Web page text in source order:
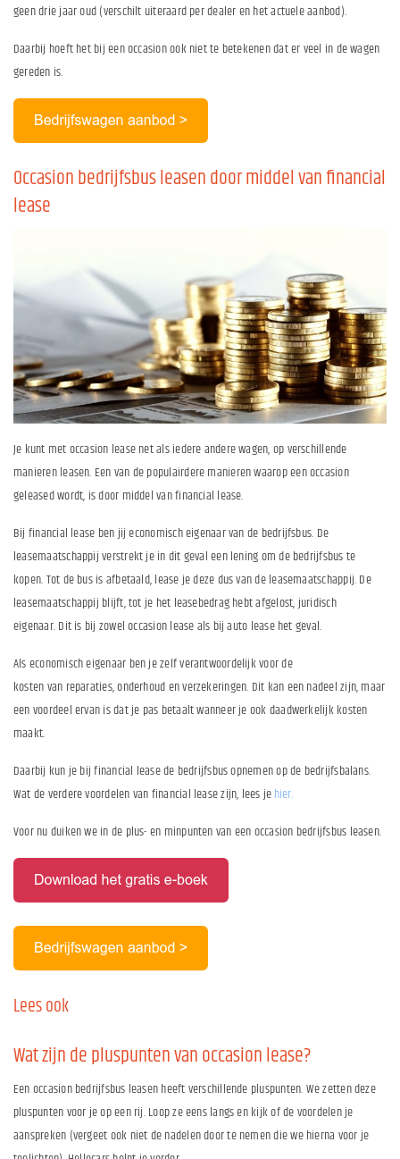
geen drie jaar oud (verschilt uiteraard per dealer en het actuele aanbod).
Daarbij hoeft het bij een occasion ook niet te betekenen dat er veel in de wagen
gereden is.
Occasion bedrijfsbus leasen door middel van financial
lease
Je kunt met occasion lease net als iedere andere wagen, op verschillende
manieren leasen. Een van de populairdere manieren waarop een occasion
geleased wordt, is door middel van financial lease.
Bij financial lease ben jij economisch eigenaar van de bedrijfsbus. De
leasemaatschappij verstrekt je in dit geval een lening om de bedrijfsbus te
kopen. Tot de bus is afbetaald, lease je deze dus van de leasemaatschappij. De
leasemaatschappij blijft, tot je het leasebedrag hebt afgelost, juridisch
eigenaar. Dit is bij zowel occasion lease als bij auto lease het geval.
Als economisch eigenaar ben je zelf verantwoordelijk voor de
kosten van reparaties, onderhoud en verzekeringen. Dit kan een nadeel zijn, maar
een voordeel ervan is dat je pas betaalt wanneer je ook daadwerkelijk kosten
maakt.
Daarbij kun je bij financial lease de bedrijfsbus opnemen op de bedrijfsbalans.
Wat de verdere voordelen van financial lease zijn, lees jehier.
Voor nu duiken we in de plus- en minpunten van een occasion bedrijfsbus leasen.
Lees ook
Wat zijn de pluspunten van occasion lease?
Een occasion bedrijfsbus leasen heeft verschillende pluspunten. We zetten deze
pluspunten voor je op een rij. Loop ze eens langs en kijk of de voordelen je
aanspreken (vergeet ook niet de nadelen door te nemen die we hierna voor je